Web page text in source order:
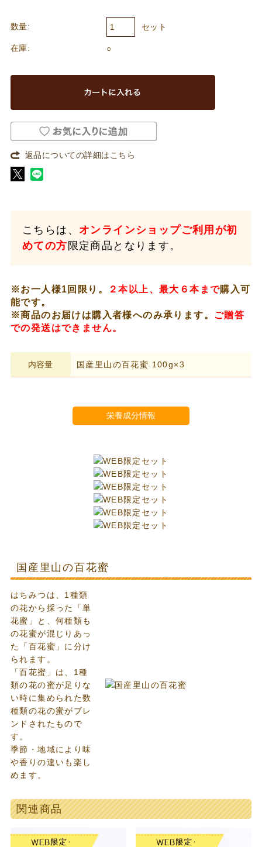
数量: セット
在庫: ○
返品についての詳細はこちら
こちらは、 オンラインショップご利用が初
めての方 限定商品となります。
※お一人様1回限り。 ２本以上、最大６本まで購入可
能です。
※商品のお届けは購入者様へのみ承ります。 ご贈答
での発送はできません。
内容量 国産里山の百花蜜 100g×3
栄養成分情報
国産里山の百花蜜
はちみつは、1種類
の花から採った「単
花蜜」と、何種類も
の花蜜が混じりあっ
た「百花蜜」に分け
られます。
「百花蜜」は、1種
類の花の蜜が足りな
い時に集められた数
種類の花の蜜がブレ
ンドされたもので
す。
季節・地域により味
や香りの違いも楽し
めます。
関連商品